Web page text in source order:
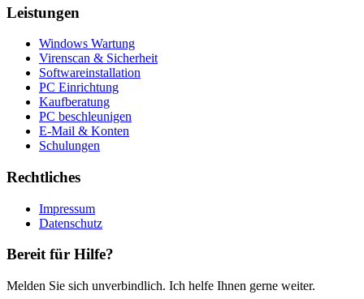
Leistungen
Windows Wartung
Virenscan & Sicherheit
Softwareinstallation
PC Einrichtung
Kaufberatung
PC beschleunigen
E-Mail & Konten
Schulungen
Rechtliches
Impressum
Datenschutz
Bereit für Hilfe?
Melden Sie sich unverbindlich. Ich helfe Ihnen gerne weiter.